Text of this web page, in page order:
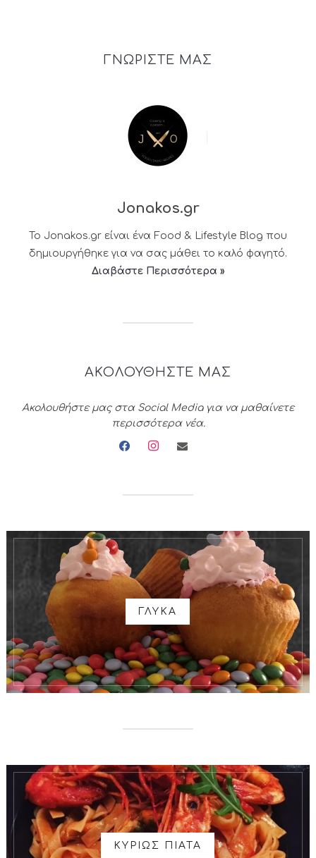
ΓΝΩΡΙΣΤΕ ΜΑΣ
Jonakos.gr
Το Jonakos.gr είναι ένα Food & Lifestyle Blog που
δημιουργήθηκε για να σας μάθει το καλό φαγητό.
Διαβάστε Περισσότερα »
ΑΚΟΛΟΥΘΗΣΤΕ ΜΑΣ
Ακολουθήστε μας στα Social Media για να μαθαίνετε
περισσότερα νέα.
facebookinstagramenvelope
ΓΛΥΚΑ
ΚΥΡΙΩΣ ΠΙΑΤΑ